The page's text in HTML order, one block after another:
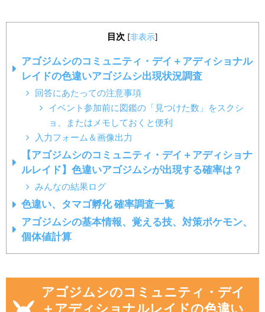
目次 [非表示]
アゴジムシのコミュニティ・デイ＋アディショナル
レイドの色違いアゴジムシ出現状況調査
回答にあたっての注意事項
イベント参加前に図鑑の「見つけた数」をスクシ
ョ、またはメモしておくと便利
入力フォーム＆画像出力
【アゴジムシのコミュニティ・デイ＋アディショナ
ルレイド】色違いアゴジムシが出現する確率は？
みんなの結果ログ
色違い、タマゴ孵化 確率調査一覧
アゴジムシの基本情報、覚える技、対策ポケモン、
個体値計算
アゴジムシのコミュニティ・デイ
＋アディショナルレイドの色違い